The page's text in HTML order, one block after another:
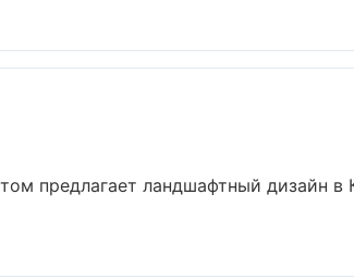
предлагает ландшафтный дизайн в